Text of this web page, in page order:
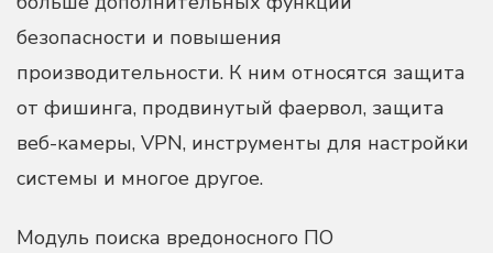
безопасности и повышения
производительности. К ним относятся защита
от фишинга, продвинутый фаервол, защита
веб-камеры, VPN, инструменты для настройки
системы и многое другое.
Модуль поиска вредоносного ПО